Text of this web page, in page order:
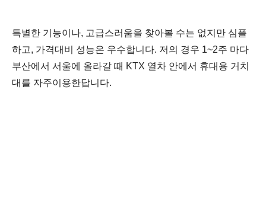
특별한 기능이나, 고급스러움을 찾아볼 수는 없지만 심플
하고, 가격대비 성능은 우수합니다. 저의 경우 1~2주 마다
부산에서 서울에 올라갈 때 KTX 열차 안에서 휴대용 거치
대를 자주이용한답니다.